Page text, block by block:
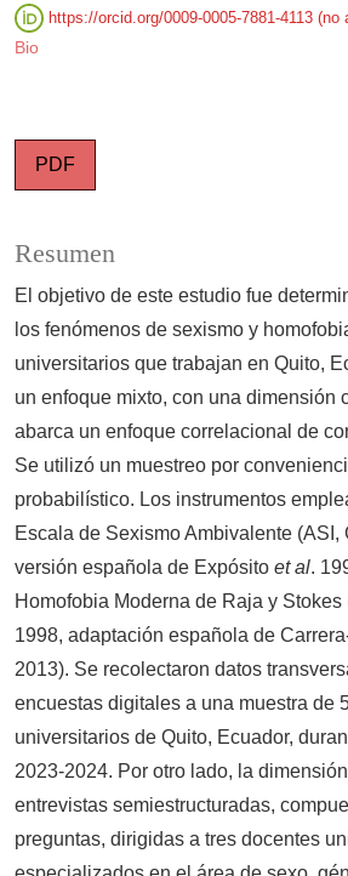
https://orcid.org/0009-0005-7881-4113 (no
Bio
PDF
Resumen
El objetivo de este estudio fue
los fenómenos de sexismo y
universitarios que trabajan en Quito,
un enfoque mixto, con una dimensión
abarca un enfoque correlacional de
Se utilizó un muestreo por
probabilístico. Los instrumentos
Escala de Sexismo Ambivalente (ASI,
versión española de Expósito et al.
Homofobia Moderna de Raja y
1998, adaptación española de
2013). Se recolectaron datos
encuestas digitales a una muestra de
universitarios de Quito, Ecuador,
2023-2024. Por otro lado, la
entrevistas semiestructuradas,
preguntas, dirigidas a tres docentes